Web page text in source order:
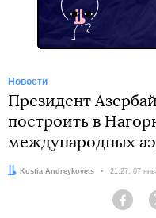
Новости
Президент
построить в
международных
Автор:Kostia Andreykovets Дата:
21:27, 07